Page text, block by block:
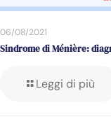
06/08/2021
Sindrome di Ménière:
Leggi di più